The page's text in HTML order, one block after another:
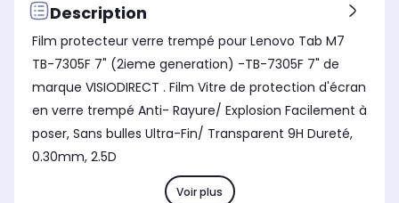
Description
Film protecteur verre trempé pour Lenovo Tab M7
TB-7305F 7" (2ieme generation) -TB-7305F 7" de
marque VISIODIRECT . Film Vitre de protection d'écran
en verre trempé Anti- Rayure/ Explosion Facilement à
poser, Sans bulles Ultra-Fin/ Transparent 9H Dureté,
0.30mm, 2.5D
Voir plus